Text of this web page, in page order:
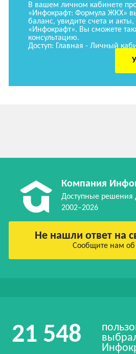
В вашем личном кабинете
«Инфокрафт: Формула ЖКХ»
баланс, увидите счета и
«Инфокрафт». Вы сможете
консультацию.
Доступ: Главная - Личный
Компания
Доступные решения
2002–2026
Не нашли ответ на
Сообщите нам об
21 548